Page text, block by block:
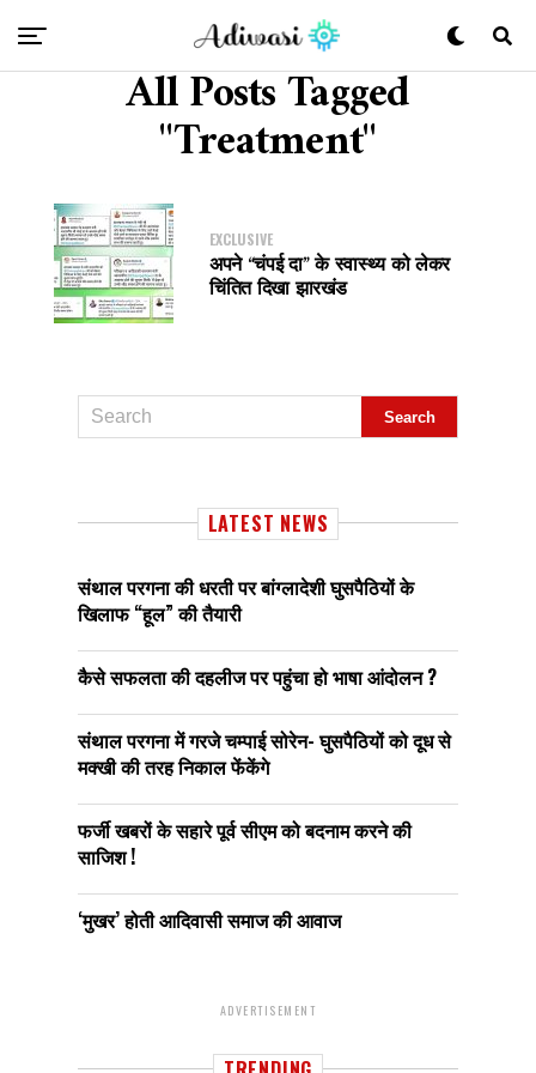
All Posts Tagged
"Treatment"
EXCLUSIVE
अपने “चंपई दा” के स्वास्थ्य को लेकर
चिंतित दिखा झारखंड
LATEST NEWS
संथाल परगना की धरती पर बांग्लादेशी घुसपैठियों के
खिलाफ “हूल” की तैयारी
कैसे सफलता की दहलीज पर पहुंचा हो भाषा आंदोलन ?
संथाल परगना में गरजे चम्पाई सोरेन- घुसपैठियों को दूध से
मक्खी की तरह निकाल फेंकेंगे
फर्जी खबरों के सहारे पूर्व सीएम को बदनाम करने की
साजिश !
‘मुखर’ होती आदिवासी समाज की आवाज
ADVERTISEMENT